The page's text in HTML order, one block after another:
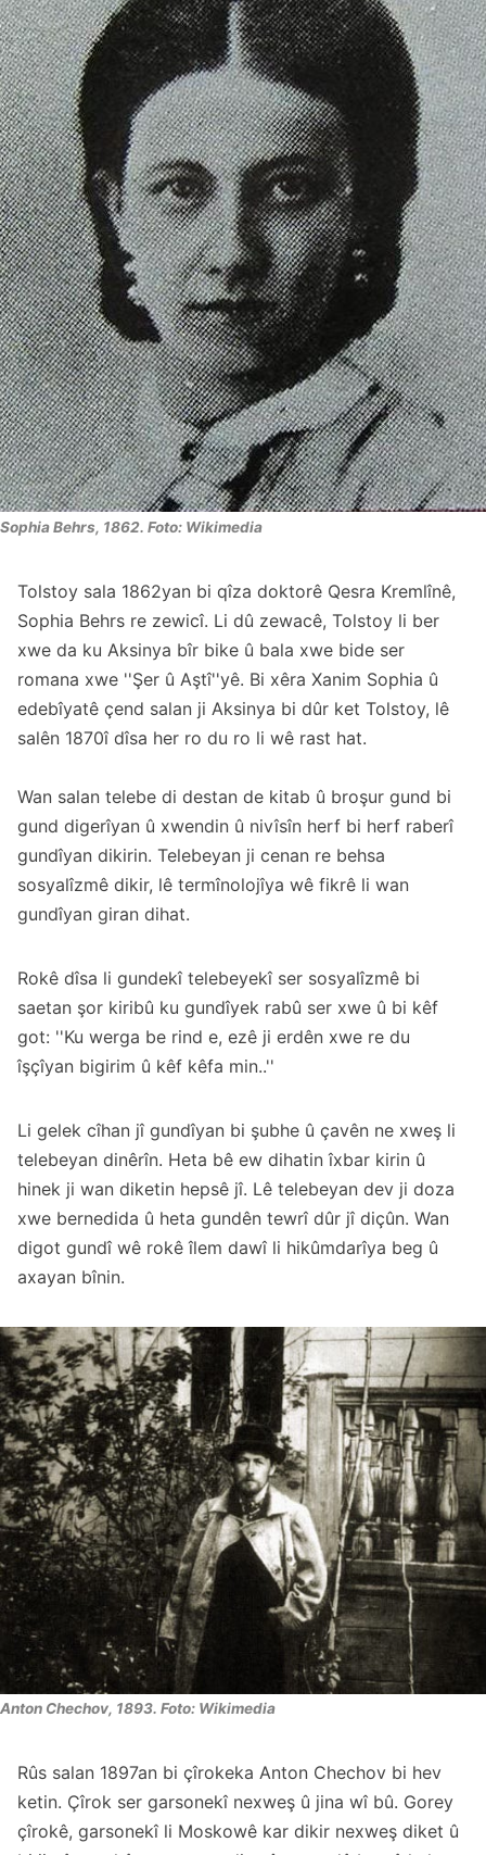
Sophia Behrs, 1862. Foto: Wikimedia
Tolstoy sala 1862yan bi qîza doktorê Qesra Kremlînê,
Sophia Behrs re zewicî. Li dû zewacê, Tolstoy li ber
xwe da ku Aksinya bîr bike û bala xwe bide ser
romana xwe ''Şer û Aştî''yê. Bi xêra Xanim Sophia û
edebîyatê çend salan ji Aksinya bi dûr ket Tolstoy, lê
salên 1870î dîsa her ro du ro li wê rast hat.
Wan salan telebe di destan de kitab û broşur gund bi
gund digerîyan û xwendin û nivîsîn herf bi herf raberî
gundîyan dikirin. Telebeyan ji cenan re behsa
sosyalîzmê dikir, lê termînolojîya wê fikrê li wan
gundîyan giran dihat.
Rokê dîsa li gundekî telebeyekî ser sosyalîzmê bi
saetan şor kiribû ku gundîyek rabû ser xwe û bi kêf
got: ''Ku werga be rind e, ezê ji erdên xwe re du
îşçîyan bigirim û kêf kêfa min..''
Li gelek cîhan jî gundîyan bi şubhe û çavên ne xweş li
telebeyan dinêrîn. Heta bê ew dihatin îxbar kirin û
hinek ji wan diketin hepsê jî. Lê telebeyan dev ji doza
xwe bernedida û heta gundên tewrî dûr jî diçûn. Wan
digot gundî wê rokê îlem dawî li hikûmdarîya beg û
axayan bînin.
Anton Chechov, 1893. Foto: Wikimedia
Rûs salan 1897an bi çîrokeka Anton Chechov bi hev
ketin. Çîrok ser garsonekî nexweş û jina wî bû. Gorey
çîrokê, garsonekî li Moskowê kar dikir nexweş diket û